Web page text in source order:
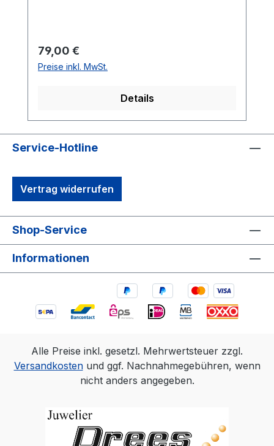
Regulärer Preis:
79,00 €
Preise inkl. MwSt.
Details
Service-Hotline
Vertrag widerrufen
Shop-Service
Informationen
Alle Preise inkl. gesetzl. Mehrwertsteuer zzgl.
Versandkostenund ggf. Nachnahmegebühren, wenn
nicht anders angegeben.